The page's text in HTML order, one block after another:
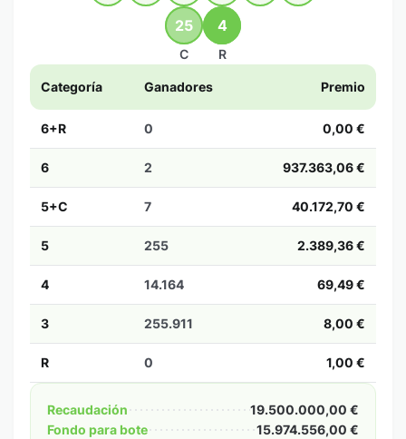
25
C
4
R
Categoría Ganadores Premio
6+R 0 0,00 €
6 2 937.363,06 €
5+C 7 40.172,70 €
5 255 2.389,36 €
4 14.164 69,49 €
3 255.911 8,00 €
R 0 1,00 €
Recaudación
19.500.000,00 €
Fondo para bote
15.974.556,00 €